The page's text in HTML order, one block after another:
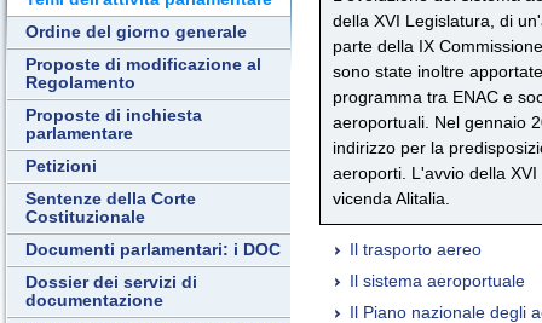
Ordine del giorno generale
Proposte di modificazione al
Regolamento
Proposte di inchiesta
parlamentare
Petizioni
Sentenze della Corte
Costituzionale
Documenti parlamentari: i DOC
Dossier dei servizi di
documentazione
della XVI Legislatura, di
parte della IX
sono state inoltre
programma tra ENAC e
aeroportuali. Nel gennaio
indirizzo per la
aeroporti. L'avvio della
vicenda Alitalia.
Il trasporto aereo
Il sistema aeroportuale
Il Piano nazionale degli